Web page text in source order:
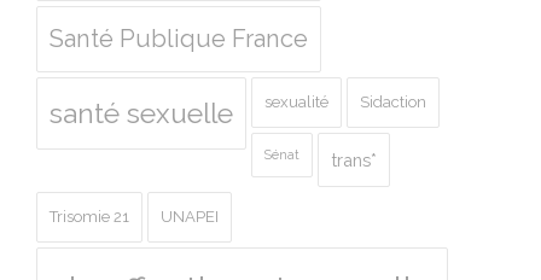
Santé Publique France
santé sexuelle sexualité Sidaction
Sénat trans*
Trisomie 21 UNAPEI